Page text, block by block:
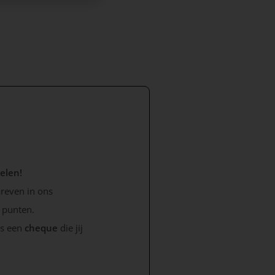
in ons
een cheque die jij